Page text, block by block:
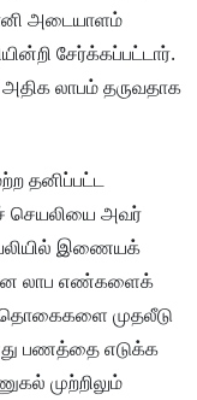
அடையாளம்
சேர்க்கப்பட்டார்.
லாபம் தருவதாக
தனிப்பட்ட
செயலியை அவர்
இணையக்
லாப எண்களைக்
தொகைகளை முதலீடு
பணத்தை எடுக்க
முற்றிலும்